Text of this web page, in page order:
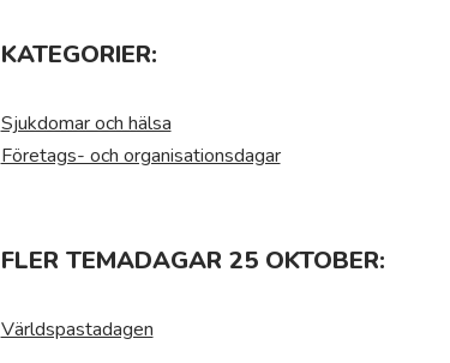
KATEGORIER:
Sjukdomar och hälsa
Företags- och organisationsdagar
FLER TEMADAGAR 25 OKTOBER:
Världspastadagen